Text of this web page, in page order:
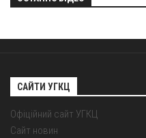
САЙТИ УГКЦ
Офіційний сайт УГКЦ
Сайт новин